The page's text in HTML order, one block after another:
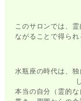
このサロンでは、
ながることで得ら
水瓶座の時代は、
本当の自分（霊的